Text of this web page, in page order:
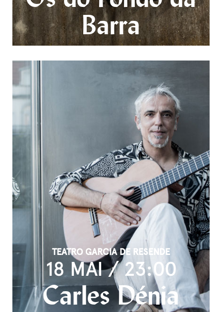
Barra
TEATRO GARCIA DE RESENDE
18 MAI / 23:00
Carles Dénia